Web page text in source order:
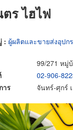
ตร ไฮไฟ
: ผู้ผลิตและขายส่งอุป
99/271 หมู่
02-906-
าร
จันทร์-ศุกร์